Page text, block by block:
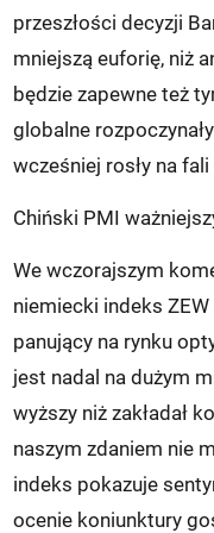
przeszłości decyzji
mniejszą euforię, niż
będzie zapewne też
globalne
wcześniej rosły na
Chiński PMI
We wczorajszym
niemiecki indeks
panujący na rynku
jest nadal na dużym
wyższy niż zakładał
naszym zdaniem nie
indeks pokazuje
ocenie koniunktury